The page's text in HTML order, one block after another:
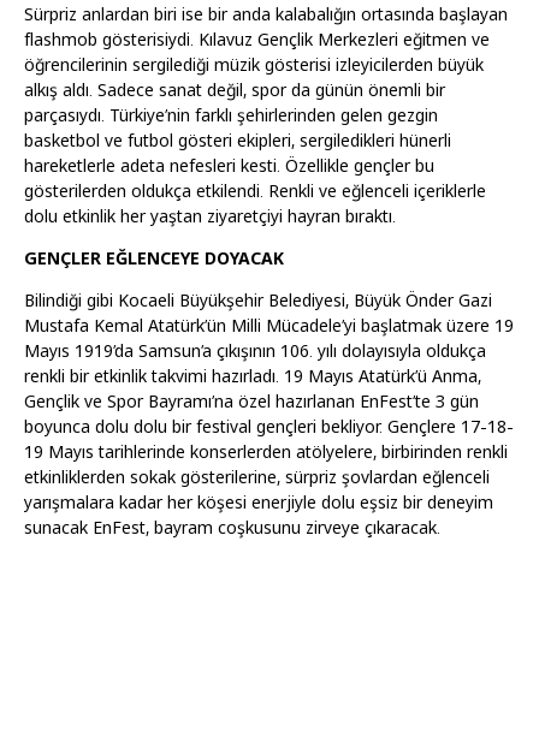
Sürpriz anlardan biri ise bir anda kalabalığın ortasında başlayan
flashmob gösterisiydi. Kılavuz Gençlik Merkezleri eğitmen ve
öğrencilerinin sergilediği müzik gösterisi izleyicilerden büyük
alkış aldı. Sadece sanat değil, spor da günün önemli bir
parçasıydı. Türkiye’nin farklı şehirlerinden gelen gezgin
basketbol ve futbol gösteri ekipleri, sergiledikleri hünerli
hareketlerle adeta nefesleri kesti. Özellikle gençler bu
gösterilerden oldukça etkilendi. Renkli ve eğlenceli içeriklerle
dolu etkinlik her yaştan ziyaretçiyi hayran bıraktı.
GENÇLER EĞLENCEYE DOYACAK
Bilindiği gibi Kocaeli Büyükşehir Belediyesi, Büyük Önder Gazi
Mustafa Kemal Atatürk’ün Milli Mücadele’yi başlatmak üzere 19
Mayıs 1919’da Samsun’a çıkışının 106. yılı dolayısıyla oldukça
renkli bir etkinlik takvimi hazırladı. 19 Mayıs Atatürk’ü Anma,
Gençlik ve Spor Bayramı’na özel hazırlanan EnFest’te 3 gün
boyunca dolu dolu bir festival gençleri bekliyor. Gençlere 17-18-
19 Mayıs tarihlerinde konserlerden atölyelere, birbirinden renkli
etkinliklerden sokak gösterilerine, sürpriz şovlardan eğlenceli
yarışmalara kadar her köşesi enerjiyle dolu eşsiz bir deneyim
sunacak EnFest, bayram coşkusunu zirveye çıkaracak.